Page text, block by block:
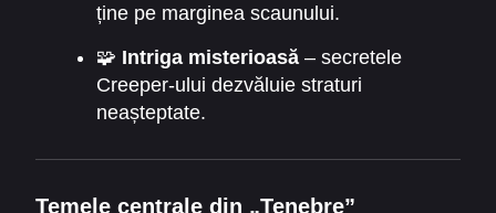
ține pe marginea scaunului.
🧩 Intriga misterioasă– secretele
Creeper-ului dezvăluie straturi
neașteptate.
Temele centrale din „Tenebre”